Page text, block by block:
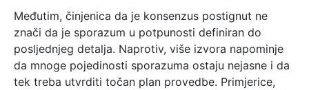
Međutim, činjenica da je konsenzus postignut ne
znači da je sporazum u potpunosti definiran do
posljednjeg detalja. Naprotiv, više izvora napominje
da mnoge pojedinosti sporazuma ostaju nejasne i da
tek treba utvrditi točan plan provedbe. Primjerice,